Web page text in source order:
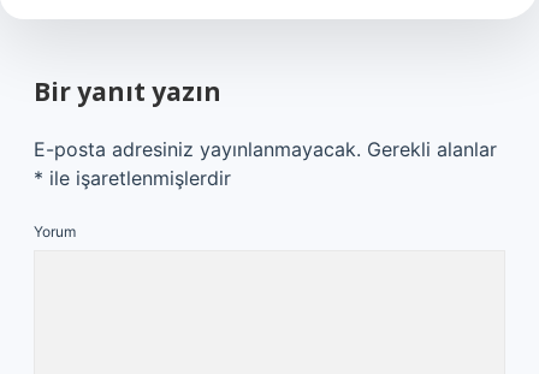
Bir yanıt yazın
E-posta adresiniz yayınlanmayacak. Gerekli alanlar
* ile işaretlenmişlerdir
Yorum